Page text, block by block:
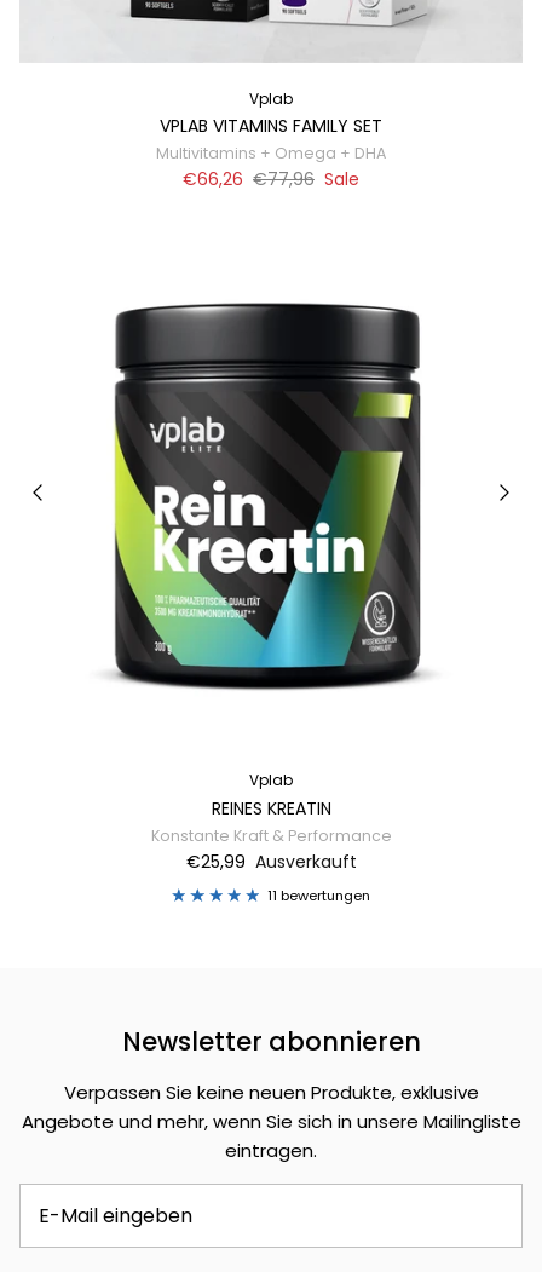
Vplab
VPLAB VITAMINS FAMILY SET
Multivitamins + Omega + DHA
€66,26 €77,96 Sale
Vplab
REINES KREATIN
Konstante Kraft & Performance
€25,99 Ausverkauft
11 bewertungen
Newsletter abonnieren
Verpassen Sie keine neuen Produkte, exklusive
Angebote und mehr, wenn Sie sich in unsere Mailingliste
eintragen.